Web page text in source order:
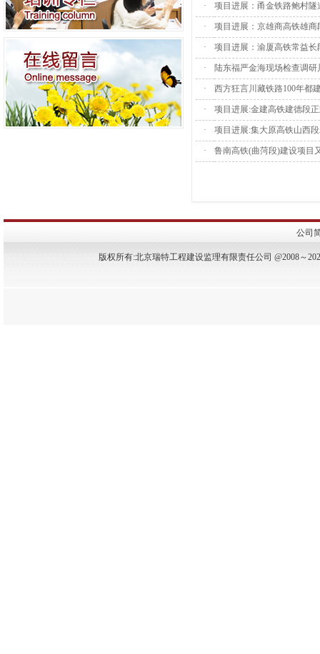
· 项目进展：甬金铁路鲍
· 项目进展：京雄商高铁雄
· 项目进展：渝厦高铁常益
· 陆东福严金海现场检查调
· 西方狂言川藏铁路100年
· 项目进展:金建高铁建德段
· 项目进展:集大原高铁山西
· 鲁南高铁(曲菏段)建设项目
公司
版权所有:北京瑞特工程建设监理有限责任公司 @2008～